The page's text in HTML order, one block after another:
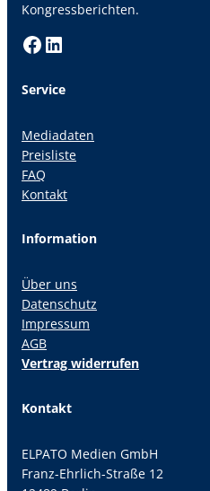
Kongressberichten.
Facebook LinkedIn
Service
Mediadaten
Preisliste
FAQ
Kontakt
Information
Über uns
Datenschutz
Impressum
AGB
Vertrag widerrufen
Kontakt
ELPATO Medien GmbH
Franz-Ehrlich-Straße 12